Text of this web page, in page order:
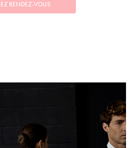
RENDEZ-VOUS